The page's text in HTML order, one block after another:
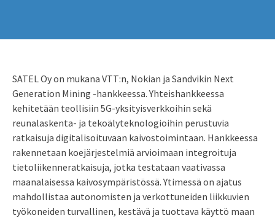
SATEL Oy on mukana VTT:n, Nokian ja Sandvikin Next
Generation Mining -hankkeessa. Yhteishankkeessa
kehitetään teollisiin 5G-yksityisverkkoihin sekä
reunalaskenta- ja tekoälyteknologioihin perustuvia
ratkaisuja digitalisoituvaan kaivostoimintaan. Hankkeessa
rakennetaan koejärjestelmiä arvioimaan integroituja
tietoliikenneratkaisuja, jotka testataan vaativassa
maanalaisessa kaivosympäristössä. Ytimessä on ajatus
mahdollistaa autonomisten ja verkottuneiden liikkuvien
työkoneiden turvallinen, kestävä ja tuottava käyttö maan